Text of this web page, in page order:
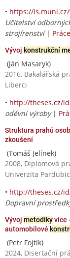
• https://
Učitelství
strojírenství|
Vývoj konstrukční
(Ján Masaryk)
2016, Bakalářská
Liberci
• http://theses.cz/
oděvní výroby|
Struktura prahů
zkoušení
(Tomáš Jelínek)
2008, Diplomová
Univerzita
• http://theses.cz/
Dopravní
Vývoj metodikyvíce
automobilové
(Petr Fojtík)
2024, Disertační